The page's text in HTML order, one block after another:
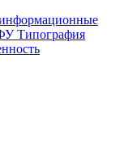
Типография